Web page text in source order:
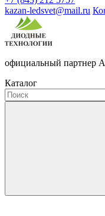
kazan-ledsvet@mail.ru
официальный партнер
Каталог